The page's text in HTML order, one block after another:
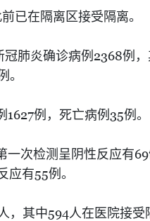
已在隔离区接受隔离。
肺炎确诊病例 2368例
。
1627例，死亡病例 35例。
一次检测呈阴性反应有69
应有55例。
，其中594人在医院接受